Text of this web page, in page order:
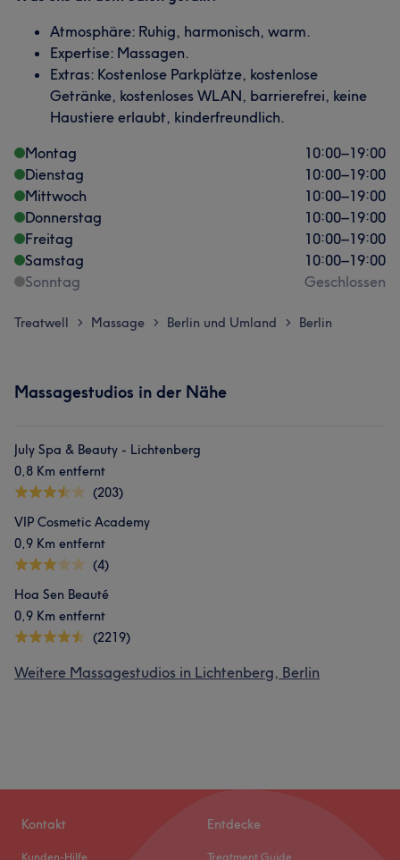
Atmosphäre: Ruhig, harmonisch, warm.
Expertise: Massagen.
Extras: Kostenlose Parkplätze, kostenlose
Getränke, kostenloses WLAN, barrierefrei, keine
Haustiere erlaubt, kinderfreundlich.
Montag
10:00–19:00
Dienstag
10:00–19:00
Mittwoch
10:00–19:00
Donnerstag
10:00–19:00
Freitag
10:00–19:00
Samstag
10:00–19:00
Sonntag
Geschlossen
Treatwell > Massage > Berlin und Umland > Berlin
Massagestudios in der Nähe
July Spa & Beauty - Lichtenberg
0,8 Km entfernt
(203)
VIP Cosmetic Academy
0,9 Km entfernt
(4)
Hoa Sen Beauté
0,9 Km entfernt
(2219)
Weitere Massagestudios in Lichtenberg, Berlin
Kontakt
Kunden-Hilfe
Entdecke
Treatment Guide